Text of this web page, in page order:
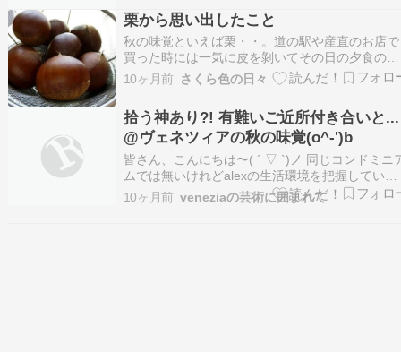
い～ とてもよい季節がやってき…
栗から思い出したこと
秋の味覚といえば栗・・。道の駅や産直のお店で
買った時には一気に皮を剝いてその日の夕食の栗
ご飯と冷凍用にします。いつも栗ご飯ばかりなの
で簡単にできるレシピがあれば他にも作ってみた
はずっと栗ごはんオンリーでした。ところが先
日、家の庭（という…
10ヶ月前 さくら色の日々
拾う神あり?! 有難いご近所付き合いと...
@ヴェネツィアの秋の味覚(o^-')b
皆さん、こんにちは〜( ´ ▽ `)ノ 同じコンドミニ
ムでは無いけれどalexの生活環境を把握していて
お母さんの様にも友達の様にも仲良くしてくれる
ご近所のお婆さんがいて 近況と食生活を心配し
10ヶ月前 veneziaの芸術に囲まれて